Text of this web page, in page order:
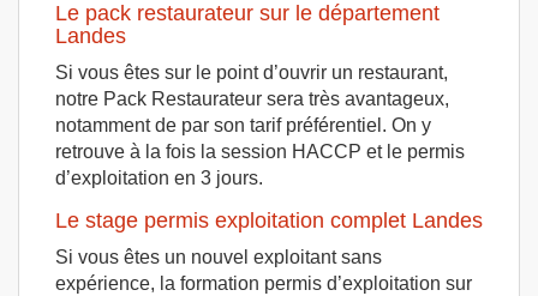
Le pack restaurateur sur le département
Landes
Si vous êtes sur le point d’ouvrir un restaurant,
notre Pack Restaurateur sera très avantageux,
notamment de par son tarif préférentiel. On y
retrouve à la fois la session HACCP et le permis
d’exploitation en 3 jours.
Le stage permis exploitation complet Landes
Si vous êtes un nouvel exploitant sans
expérience, la formation permis d’exploitation sur